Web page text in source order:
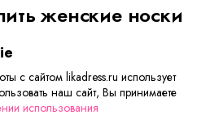
женские носки
есть тонкие капроновые
телесно-бежевого
и эластичной манжетой, а
для холодной погоды.
с сайтом likadress.ru использует
наш сайт, Вы принимаете
использования